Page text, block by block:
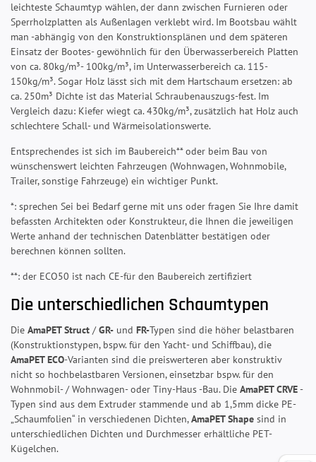
leichteste Schaumtyp wählen, der dann zwischen Furnieren oder
Sperrholzplatten als Außenlagen verklebt wird. Im Bootsbau wählt
man -abhängig von den Konstruktionsplänen und dem späteren
Einsatz der Bootes- gewöhnlich für den Überwasserbereich Platten
von ca. 80kg/m³- 100kg/m³, im Unterwasserbereich ca. 115-
150kg/m³. Sogar Holz lässt sich mit dem Hartschaum ersetzen: ab
ca. 250m³ Dichte ist das Material Schraubenauszugs-fest. Im
Vergleich dazu: Kiefer wiegt ca. 430kg/m³, zusätzlich hat Holz auch
schlechtere Schall- und Wärmeisolationswerte.
Entsprechendes ist sich im Baubereich** oder beim Bau von
wünschenswert leichten Fahrzeugen (Wohnwagen, Wohnmobile,
Trailer, sonstige Fahrzeuge) ein wichtiger Punkt.
*: sprechen Sei bei Bedarf gerne mit uns oder fragen Sie Ihre damit
befassten Architekten oder Konstrukteur, die Ihnen die jeweiligen
Werte anhand der technischen Datenblätter bestätigen oder
berechnen können sollten.
**: der ECO50 ist nach CE-für den Baubereich zertifiziert
Die unterschiedlichen Schaumtypen
Die AmaPET Struct /GR- und FR-Typen sind die höher belastbaren
(Konstruktionstypen, bspw. für den Yacht- und Schiffbau), die
AmaPET ECO-Varianten sind die preiswerteren aber konstruktiv
nicht so hochbelastbaren Versionen, einsetzbar bspw. für den
Wohnmobil- / Wohnwagen- oder Tiny-Haus -Bau. Die AmaPET CRVE-
Typen sind aus dem Extruder stammende und ab 1,5mm dicke PE-
„Schaumfolien“ in verschiedenen Dichten,AmaPET Shape sind in
unterschiedlichen Dichten und Durchmesser erhältliche PET-
Kügelchen.